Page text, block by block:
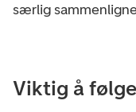
særlig
Viktig å